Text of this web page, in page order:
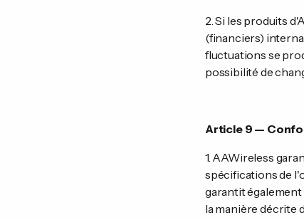
2. Si les produits
(financiers)
fluctuations se
possibilité de
Article 9 —
1. AAWireless
spécifications de
garantit
la manière décrite